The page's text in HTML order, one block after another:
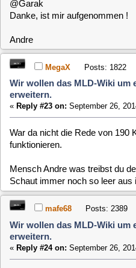
@MegaX
Ist ja kein wunder wenn du noch deine
Mario
Wir wollen das MLD-Wiki um eine
erweitern.
«Reply #25 on:September 26, 2014,
Mooooooment mal...ich hab meine
geschrieben nachden ich den Tread
clausmuus Posts: 21462
Wir wollen das MLD-Wiki um eine
«Reply #26 on:September 27, 2014,
sondern die an MLD Systeme
Test auf funktionalität muss erst noch
Claus